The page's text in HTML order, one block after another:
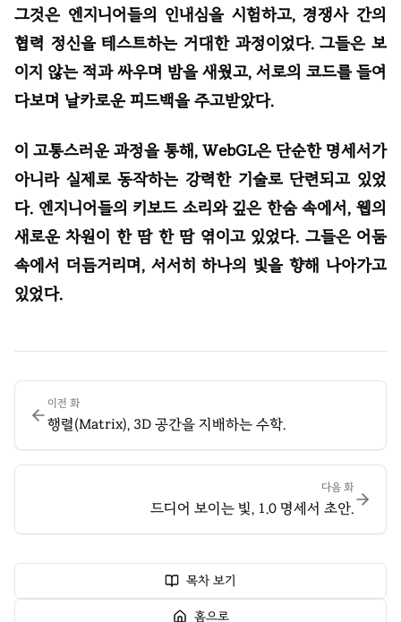
그것은 엔지니어들의 인내심을 시험하고, 경쟁사 간의
협력 정신을 테스트하는 거대한 과정이었다. 그들은 보
이지 않는 적과 싸우며 밤을 새웠고, 서로의 코드를 들여
다보며 날카로운 피드백을 주고받았다.
이 고통스러운 과정을 통해, WebGL은 단순한 명세서가
아니라 실제로 동작하는 강력한 기술로 단련되고 있었
다. 엔지니어들의 키보드 소리와 깊은 한숨 속에서, 웹의
새로운 차원이 한 땀 한 땀 엮이고 있었다. 그들은 어둠
속에서 더듬거리며, 서서히 하나의 빛을 향해 나아가고
있었다.
이전 화
행렬(Matrix), 3D 공간을 지배하는 수학.
다음 화
드디어 보이는 빛, 1.0 명세서 초안.
목차 보기
홈으로